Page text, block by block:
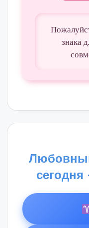
знака
сегодня